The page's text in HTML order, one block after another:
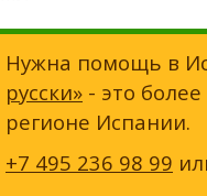
Нужна помощь в
русски» - это
регионе Испании.
+7 495 236 98 99